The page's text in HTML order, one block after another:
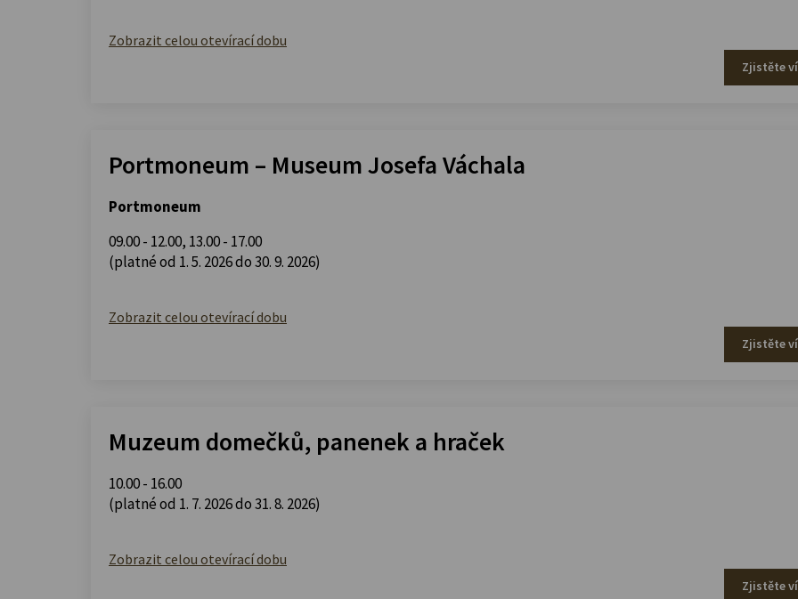
Zobrazit celou otevírací dobu
Zjistěte
Portmoneum – Museum Josefa Váchala
Portmoneum
09.00 - 12.00, 13.00 - 17.00
(platné od 1. 5. 2026 do 30. 9. 2026)
Zobrazit celou otevírací dobu
Zjistěte
Muzeum domečků, panenek a hraček
10.00 - 16.00
(platné od 1. 7. 2026 do 31. 8. 2026)
Zobrazit celou otevírací dobu
Zjistěte